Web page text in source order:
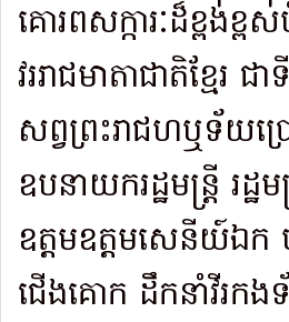
គោរពសក្ការៈដ៏ខ្ពង់ខ្
វររាជមាតាជាតិខ្មែរ
សព្វព្រះរាជហឬទ័យប្
ឧបនាយករដ្ឋមន្ត្រី រ
ឧត្តមឧត្តមសេនីយ៍ឯក
ជើងគោក ដឹកនាំវីរកង